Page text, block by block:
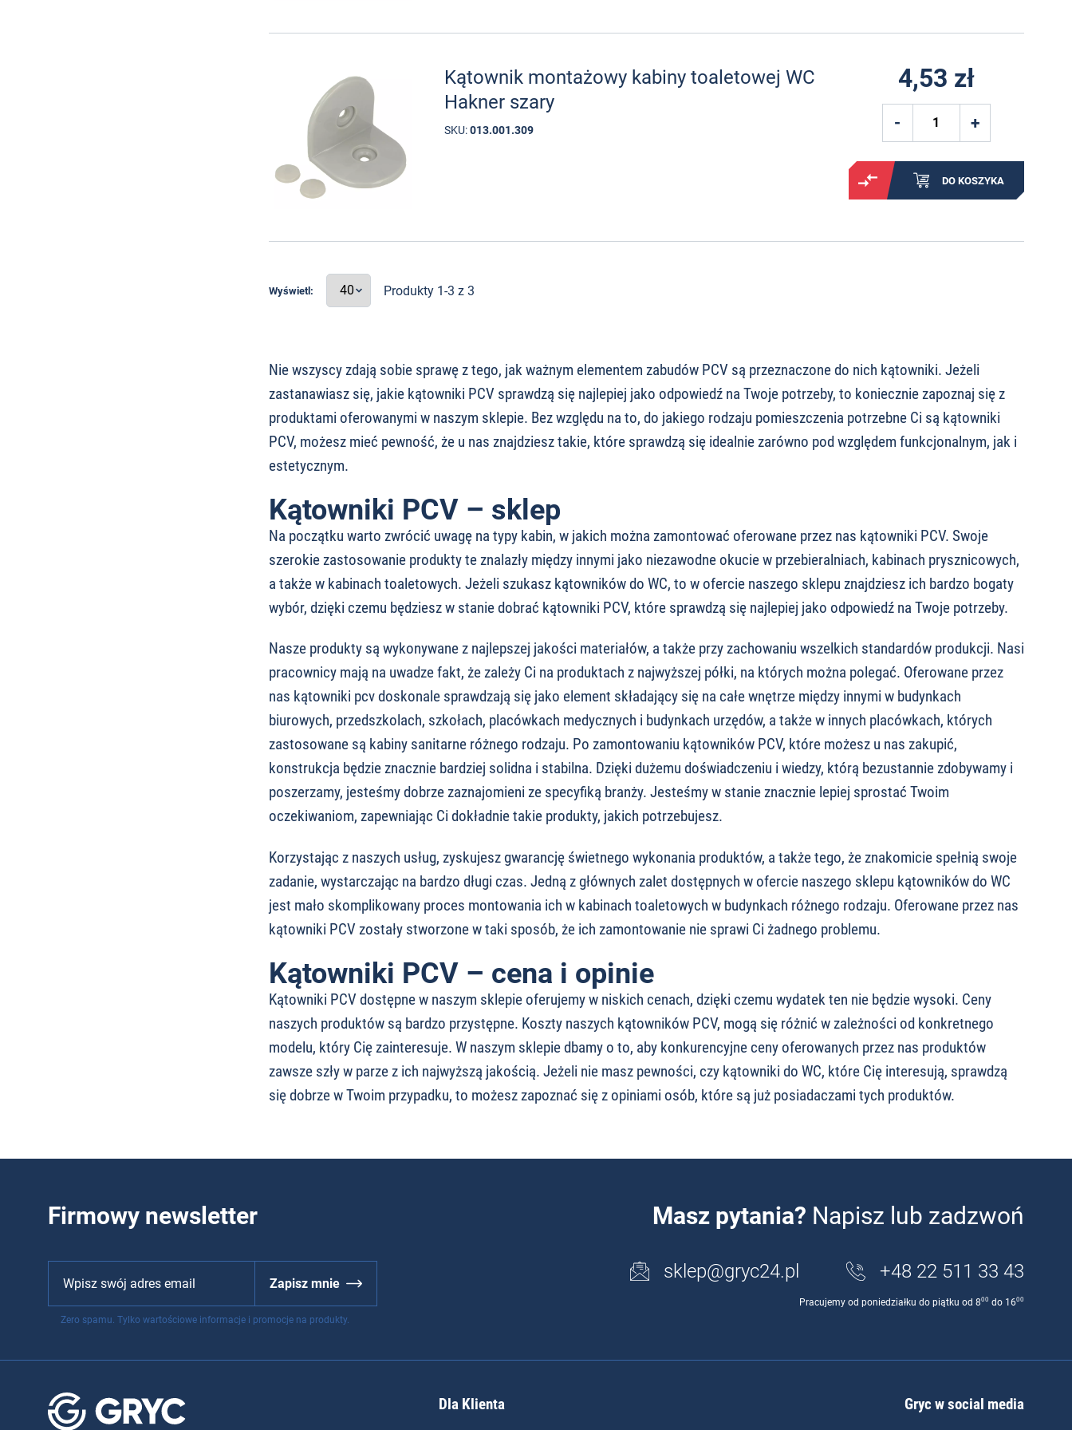
Kątownik montażowy kabiny toaletowej WC
Hakner szary
SKU: 013.001.309
4,53 zł
DO KOSZYKA
Wyświetl: Produkty 1-3 z 3
Nie wszyscy zdają sobie sprawę z tego, jak ważnym elementem zabudów PCV są przeznaczone do nich kątowniki. Jeżeli
zastanawiasz się, jakie kątowniki PCV sprawdzą się najlepiej jako odpowiedź na Twoje potrzeby, to koniecznie zapoznaj się z
produktami oferowanymi w naszym sklepie. Bez względu na to, do jakiego rodzaju pomieszczenia potrzebne Ci są kątowniki
PCV, możesz mieć pewność, że u nas znajdziesz takie, które sprawdzą się idealnie zarówno pod względem funkcjonalnym, jak i
estetycznym.
Kątowniki PCV – sklep
Na początku warto zwrócić uwagę na typy kabin, w jakich można zamontować oferowane przez nas kątowniki PCV. Swoje
szerokie zastosowanie produkty te znalazły między innymi jako niezawodne okucie w przebieralniach, kabinach prysznicowych,
a także w kabinach toaletowych. Jeżeli szukasz kątowników do WC, to w ofercie naszego sklepu znajdziesz ich bardzo bogaty
wybór, dzięki czemu będziesz w stanie dobrać kątowniki PCV, które sprawdzą się najlepiej jako odpowiedź na Twoje potrzeby.
Nasze produkty są wykonywane z najlepszej jakości materiałów, a także przy zachowaniu wszelkich standardów produkcji. Nasi
pracownicy mają na uwadze fakt, że zależy Ci na produktach z najwyższej półki, na których można polegać. Oferowane przez
nas kątowniki pcv doskonale sprawdzają się jako element składający się na całe wnętrze między innymi w budynkach
biurowych, przedszkolach, szkołach, placówkach medycznych i budynkach urzędów, a także w innych placówkach, których
zastosowane są kabiny sanitarne różnego rodzaju. Po zamontowaniu kątowników PCV, które możesz u nas zakupić,
konstrukcja będzie znacznie bardziej solidna i stabilna. Dzięki dużemu doświadczeniu i wiedzy, którą bezustannie zdobywamy i
poszerzamy, jesteśmy dobrze zaznajomieni ze specyfiką branży. Jesteśmy w stanie znacznie lepiej sprostać Twoim
oczekiwaniom, zapewniając Ci dokładnie takie produkty, jakich potrzebujesz.
Korzystając z naszych usług, zyskujesz gwarancję świetnego wykonania produktów, a także tego, że znakomicie spełnią swoje
zadanie, wystarczając na bardzo długi czas. Jedną z głównych zalet dostępnych w ofercie naszego sklepu kątowników do WC
jest mało skomplikowany proces montowania ich w kabinach toaletowych w budynkach różnego rodzaju. Oferowane przez nas
kątowniki PCV zostały stworzone w taki sposób, że ich zamontowanie nie sprawi Ci żadnego problemu.
Kątowniki PCV – cena i opinie
Kątowniki PCV dostępne w naszym sklepie oferujemy w niskich cenach, dzięki czemu wydatek ten nie będzie wysoki. Ceny
naszych produktów są bardzo przystępne. Koszty naszych kątowników PCV, mogą się różnić w zależności od konkretnego
modelu, który Cię zainteresuje. W naszym sklepie dbamy o to, aby konkurencyjne ceny oferowanych przez nas produktów
zawsze szły w parze z ich najwyższą jakością. Jeżeli nie masz pewności, czy kątowniki do WC, które Cię interesują, sprawdzą
się dobrze w Twoim przypadku, to możesz zapoznać się z opiniami osób, które są już posiadaczami tych produktów.
Masz pytania? Napisz lub zadzwoń
sklep@gryc24.pl +48 22 511 33 43
Pracujemy od poniedziałku do piątku od 800 do 1600
Firmowy newsletter
Zapisz mnie
Zero spamu. Tylko wartościowe informacje i promocje na produkty.
Dla Klienta Gryc w social media